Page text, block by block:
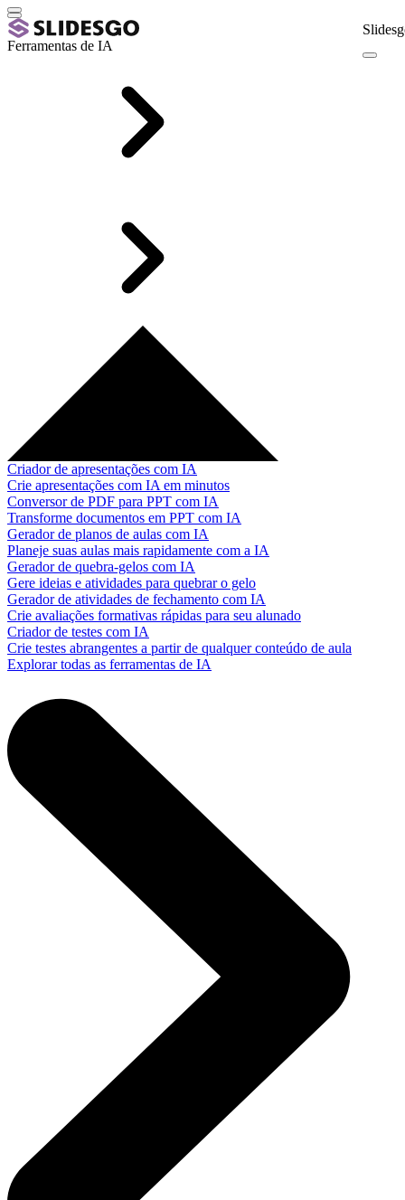
Ferramentas de IA
Criador de apresentações com IA
Crie apresentações com IA em minutos
Conversor de PDF para PPT com IA
Transforme documentos em PPT com IA
Gerador de planos de aulas com IA
Planeje suas aulas mais rapidamente com a IA
Gerador de quebra-gelos com IA
Gere ideias e atividades para quebrar o gelo
Gerador de atividades de fechamento com IA
Crie avaliações formativas rápidas para seu alunado
Criador de testes com IA
Crie testes abrangentes a partir de qualquer conteúdo de aula
Explorar todas as ferramentas de IA